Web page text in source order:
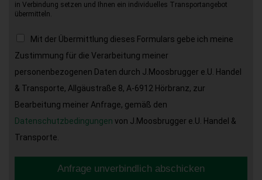
in Verbindung setzen und Ihnen ein individuelles Transportangebot
übermitteln.
Mit der Übermittlung dieses Formulars gebe ich meine
Zustimmung für die Verarbeitung meiner
personenbezogenen Daten durch J.Moosbrugger e.U. Handel
& Transporte, Allgäustraße 8, A-6912 Hörbranz, zur
Bearbeitung meiner Anfrage, gemäß den
Datenschutzbedingungen von J.Moosbrugger e.U. Handel &
Transporte.
Anfrage unverbindlich abschicken